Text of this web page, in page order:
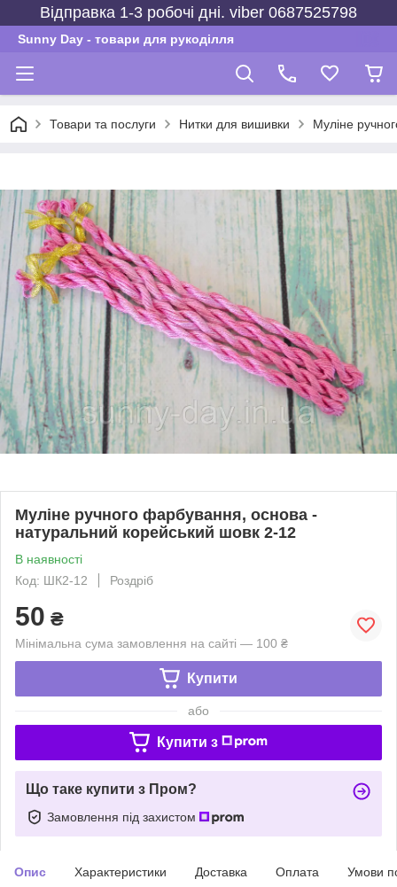
Відправка 1-3 робочі дні. viber 0687525798
Sunny Day - товари для рукоділля
Товари та послуги Нитки для вишивки Муліне
Муліне ручного фарбування, основа -
натуральний корейський шовк 2-12
В наявності
Код: ШК2-12
Роздріб
50 ₴
Мінімальна сума замовлення на сайті — 100 ₴
Купити
або
Купити з
Що таке купити з Пром?
Замовлення під захистом
Опис Характеристики Доставка Оплата Умови